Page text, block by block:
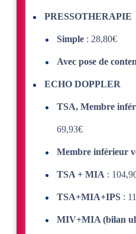
PRESSOTHERAPIE
Simple: 28,80€
Avec pose de
ECHO DOPPLER
TSA, Membre
69,93€
Membre inférieur
TSA + MIA :
TSA+MIA+IPS:
MIV+MIA (bilan